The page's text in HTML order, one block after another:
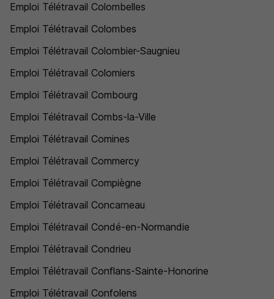
Emploi Télétravail Colombelles
Emploi Télétravail Colombes
Emploi Télétravail Colombier-Saugnieu
Emploi Télétravail Colomiers
Emploi Télétravail Combourg
Emploi Télétravail Combs-la-Ville
Emploi Télétravail Comines
Emploi Télétravail Commercy
Emploi Télétravail Compiègne
Emploi Télétravail Concarneau
Emploi Télétravail Condé-en-Normandie
Emploi Télétravail Condrieu
Emploi Télétravail Conflans-Sainte-Honorine
Emploi Télétravail Confolens